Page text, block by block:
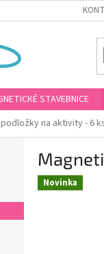
STAVEBNICE
na aktivity - 6
Novinka